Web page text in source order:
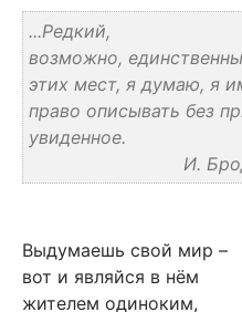
...Редкий,
возможно,
этих мест, я думаю, я
право описывать без
увиденное.
И.
Выдумаешь свой мир –
вот и являйся в нём
жителем одиноким,